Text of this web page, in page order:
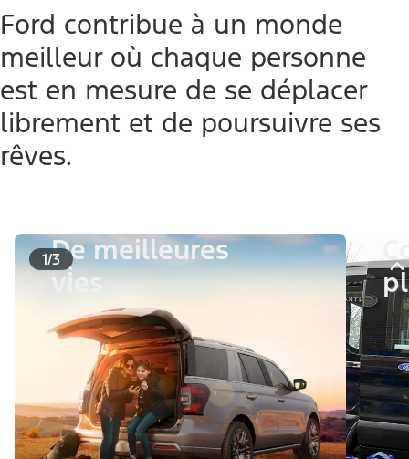
Ford contribue à un monde
meilleur où chaque personne
est en mesure de se déplacer
librement et de poursuivre ses
rêves.
1/3De meilleures
vies